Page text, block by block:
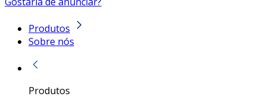
Produtos
Sobre nós
Produtos